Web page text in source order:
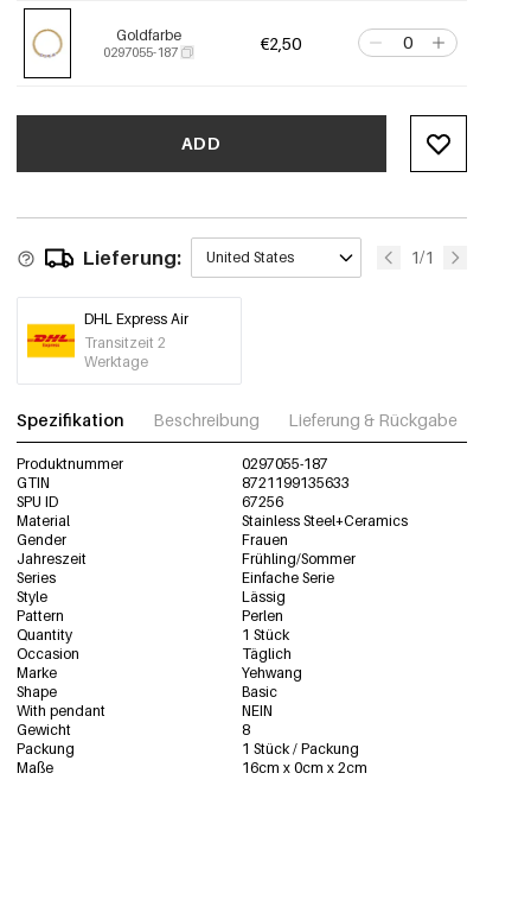
Goldfarbe
0297055-187 €2,50
ADD
Lieferung: United States 1/1
DHL Express Air
Transitzeit 2
Werktage
Spezifikation Beschreibung Lieferung & Rückgabe
Produktnummer
0297055-187
GTIN
8721199135633
SPU ID
67256
Material
Stainless Steel+Ceramics
Gender
Frauen
Jahreszeit
Frühling/Sommer
Series
Einfache Serie
Style
Lässig
Pattern
Perlen
Quantity
1 Stück
Occasion
Täglich
Marke
Yehwang
Shape
Basic
With pendant
NEIN
Gewicht
8
Packung
1 Stück / Packung
Maße
16cm x 0cm x 2cm